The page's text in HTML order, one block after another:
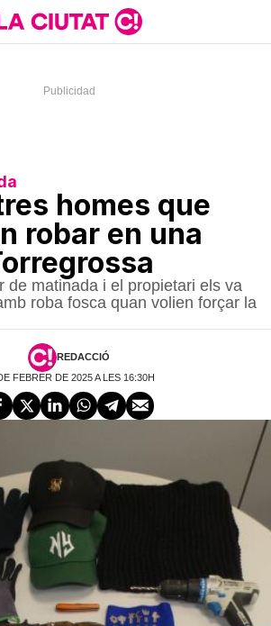
homes que
robar en una
de matinada i el propietari els va
roba fosca quan volien forçar la
REDACCIÓ
FEBRER DE 2025 A LES 16:30H